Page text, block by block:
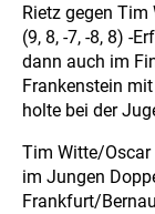
Rietz gegen Tim
(9, 8, -7, -8, 8) -
dann auch im
Frankenstein
holte bei der
Tim Witte/Oscar
im Jungen
Frankfurt/